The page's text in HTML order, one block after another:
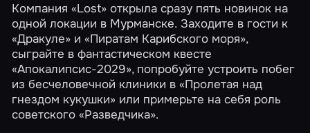
Компания «Lost» открыла сразу пять новинок на
одной локации в Мурманске. Заходите в гости к
«Дракуле» и«Пиратам Карибского моря»,
сыграйте в фантастическом квесте
«Апокалипсис-2029», попробуйте устроить побег
из бесчеловечной клиники в«Пролетая над
гнездом кукушки» или примерьте на себя роль
советского«Разведчика».